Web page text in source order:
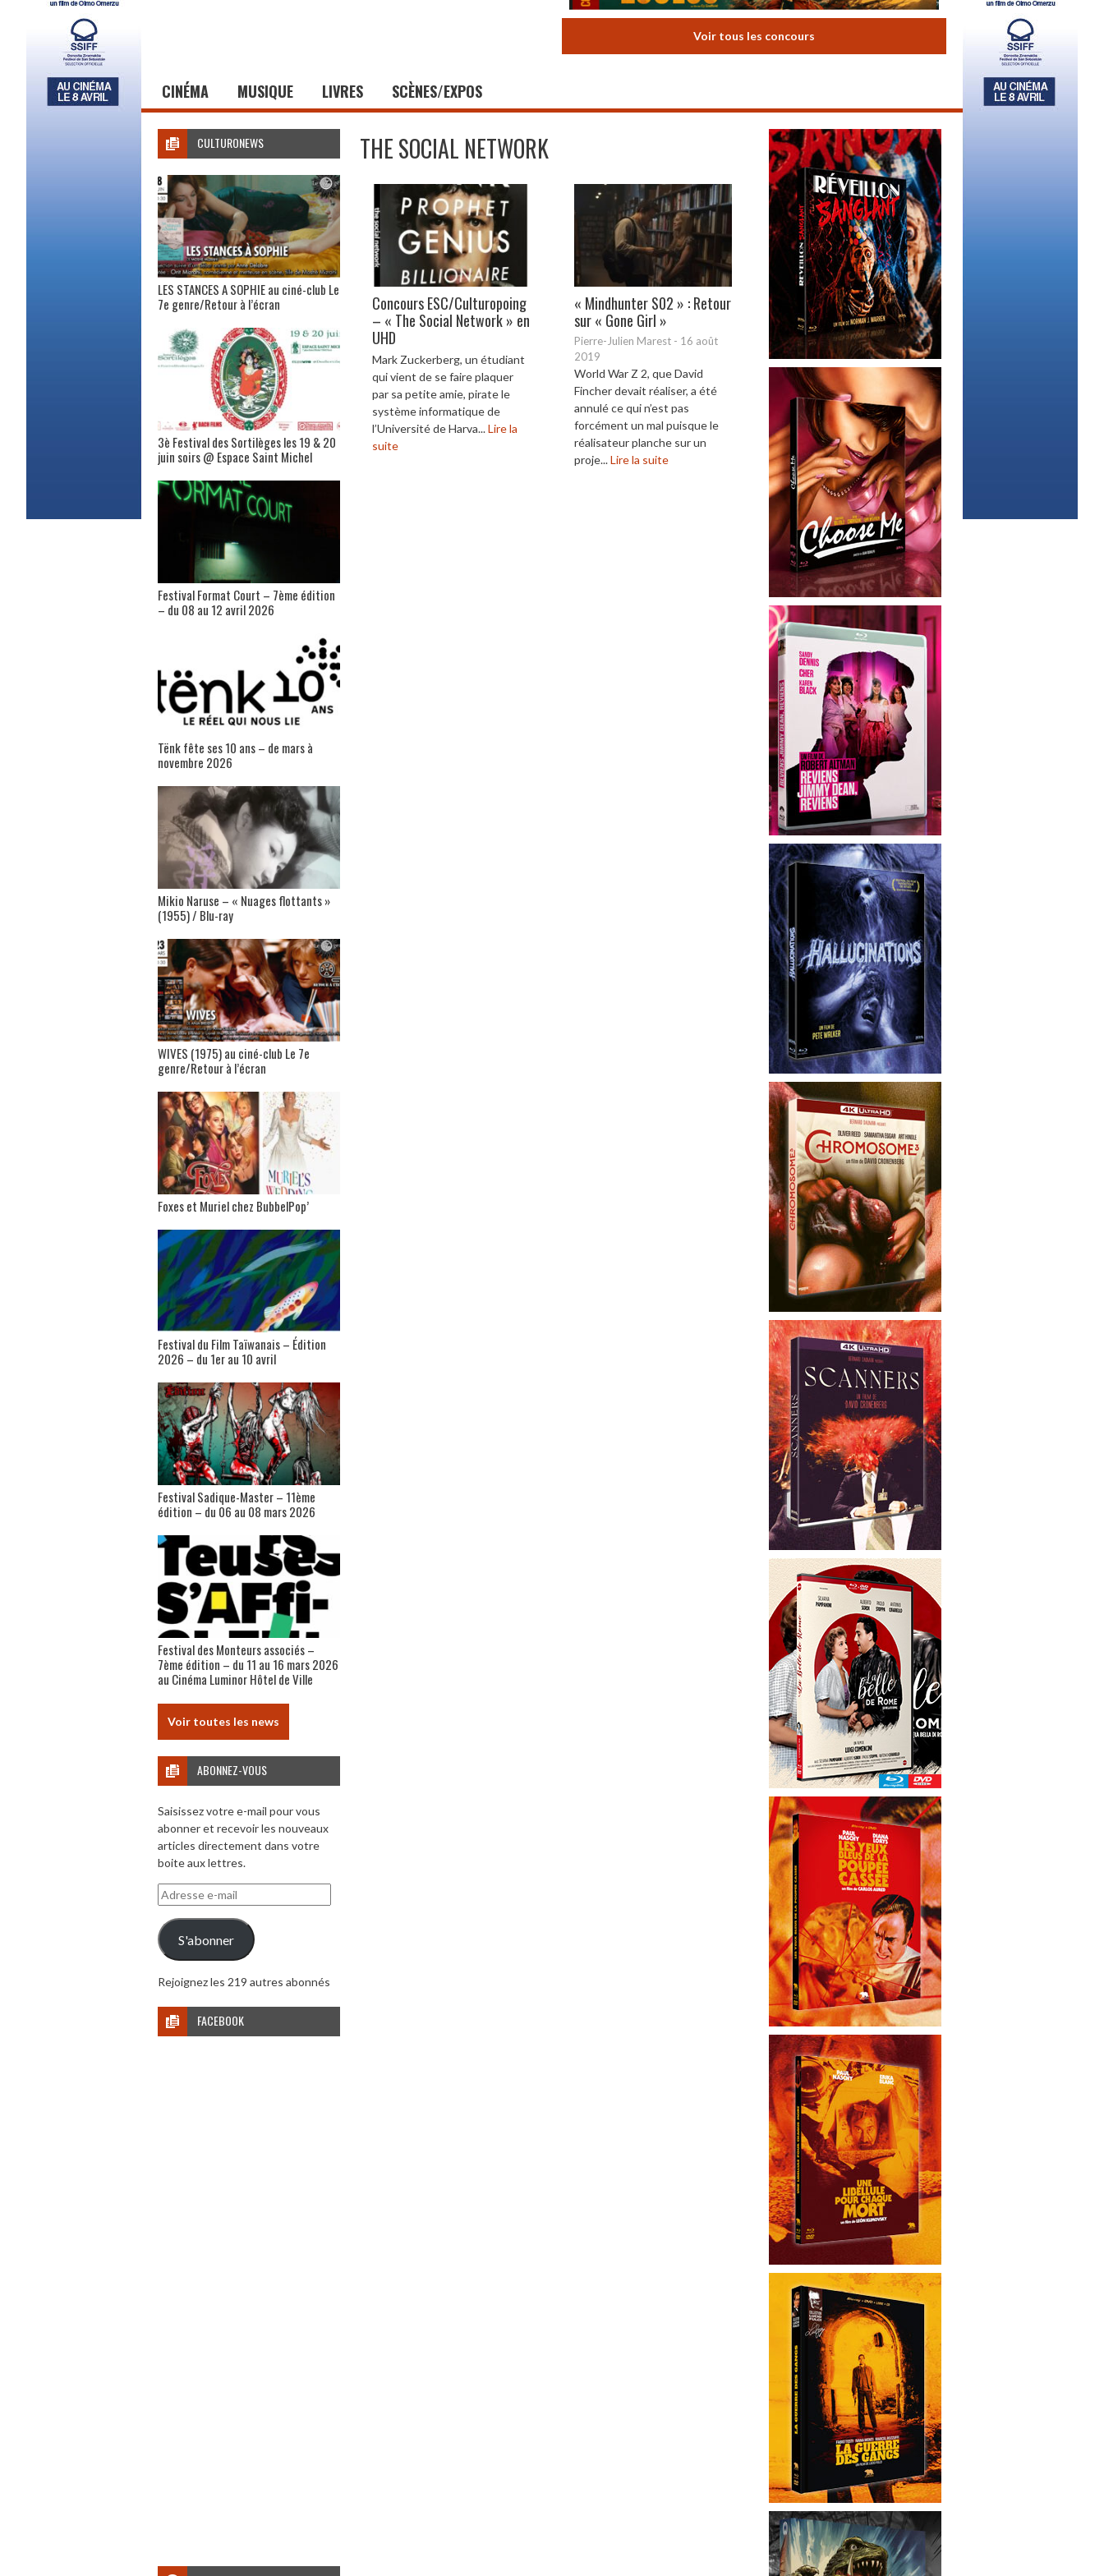
Voir tous les concours
CINÉMA MUSIQUE LIVRES SCÈNES/EXPOS
THE SOCIAL NETWORK
Concours ESC/Culturopoing
– « The Social Network » en
UHD
Mark Zuckerberg, un étudiant
qui vient de se faire plaquer
par sa petite amie, pirate le
système informatique de
l’Université de Harva...Lire la
suite
« Mindhunter S02 » : Retour
sur « Gone Girl »
Pierre-Julien Marest - 16 août
2019
World War Z 2, que David
Fincher devait réaliser, a été
annulé ce qui n’est pas
forcément un mal puisque le
réalisateur planche sur un
proje...Lire la suite
CULTURONEWS
LES STANCES A SOPHIE au ciné-club Le
7e genre/Retour à l’écran
3è Festival des Sortilèges les 19 & 20
juin soirs @ Espace Saint Michel
Festival Format Court – 7ème édition
– du 08 au 12 avril 2026
Tënk fête ses 10 ans – de mars à
novembre 2026
Mikio Naruse – « Nuages flottants »
(1955) / Blu-ray
WIVES (1975) au ciné-club Le 7e
genre/Retour à l’écran
Foxes et Muriel chez BubbelPop’
Festival du Film Taïwanais – Édition
2026 – du 1er au 10 avril
Festival Sadique-Master – 11ème
édition – du 06 au 08 mars 2026
Festival des Monteurs associés –
7ème édition – du 11 au 16 mars 2026
au Cinéma Luminor Hôtel de Ville
Voir toutes les news
ABONNEZ-VOUS
Saisissez votre e-mail pour vous
abonner et recevoir les nouveaux
articles directement dans votre
boite aux lettres.
Adresse
e-
mail
S'abonner
Rejoignez les 219 autres abonnés
FACEBOOK